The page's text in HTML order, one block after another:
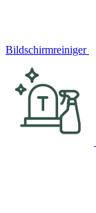
Bildschirmreiniger